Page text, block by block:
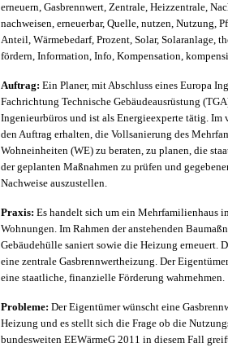
erneuern, Gasbrennwert, Zentrale, Heizzentrale,
nachweisen, erneuerbar, Quelle, nutzen, Nutzung,
Anteil, Wärmebedarf, Prozent, Solar, Solaranlage,
fördern, Information, Info, Kompensation,
Auftrag: Ein Planer, mit Abschluss eines Europa
Fachrichtung Technische Gebäudeausrüstung
Ingenieurbüros und ist als Energieexperte tätig. Im
den Auftrag erhalten, die Vollsanierung des
Wohneinheiten (WE) zu beraten, zu planen, die
der geplanten Maßnahmen zu prüfen und
Nachweise auszustellen.
Praxis: Es handelt sich um ein Mehrfamilienhaus
Wohnungen. Im Rahmen der anstehenden
Gebäudehülle saniert sowie die Heizung erneuert.
eine zentrale Gasbrennwertheizung. Der
eine staatliche, finanzielle Förderung wahrnehmen.
Probleme: Der Eigentümer wünscht eine
Heizung und es stellt sich die Frage ob die
bundesweiten EEWärmeG 2011 in diesem Fall